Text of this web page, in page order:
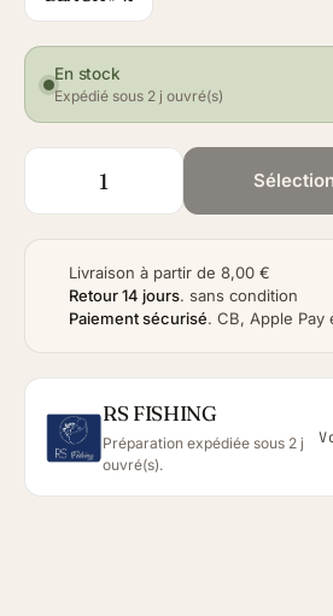
En stock
Expédié sous 2 j ouvré(s)
Livraison à partir de 8,00 €
Retour 14 jours. sans condition
Paiement sécurisé. CB, Apple Pay
RS FISHING
Préparation expédiée sous 2 j
ouvré(s).